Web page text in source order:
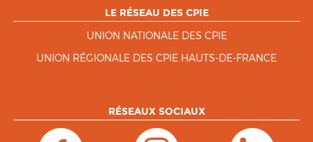
LE RÉSEAU DES CPIE
UNION NATIONALE DES CPIE
UNION RÉGIONALE DES CPIE HAUTS-DE-FRANCE
RÉSEAUX SOCIAUX